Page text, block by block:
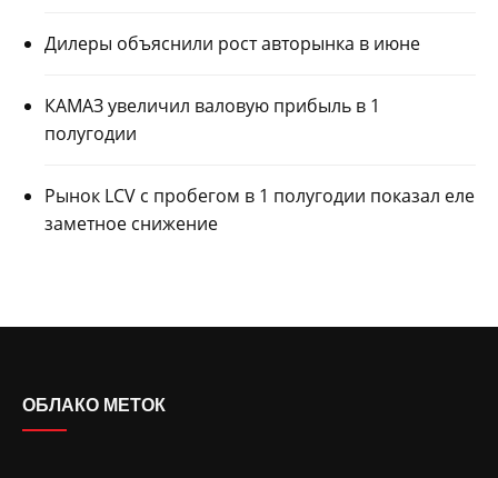
Дилеры объяснили рост авторынка в июне
КАМАЗ увеличил валовую прибыль в 1
полугодии
Рынок LCV с пробегом в 1 полугодии показал еле
заметное снижение
ОБЛАКО МЕТОК